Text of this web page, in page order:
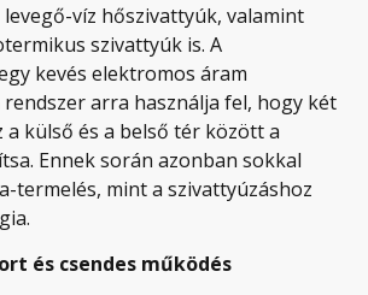
levegő-víz hőszivattyúk, valamint
szivattyúk is. A
kevés elektromos áram
rendszer arra használja fel, hogy két
a külső és a belső tér között a
Ennek során azonban sokkal
termelés, mint a szivattyúzáshoz
és csendes működés